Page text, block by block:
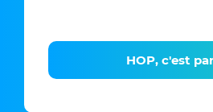
HOP, c'est